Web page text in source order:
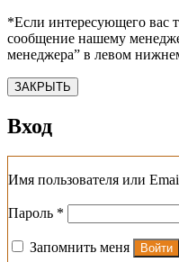
*Если интересующего вас
сообщение нашему
менеджера” в левом
ЗАКРЫТЬ
Вход
Имя пользователя или
Пароль *
Запомнить меня Войти